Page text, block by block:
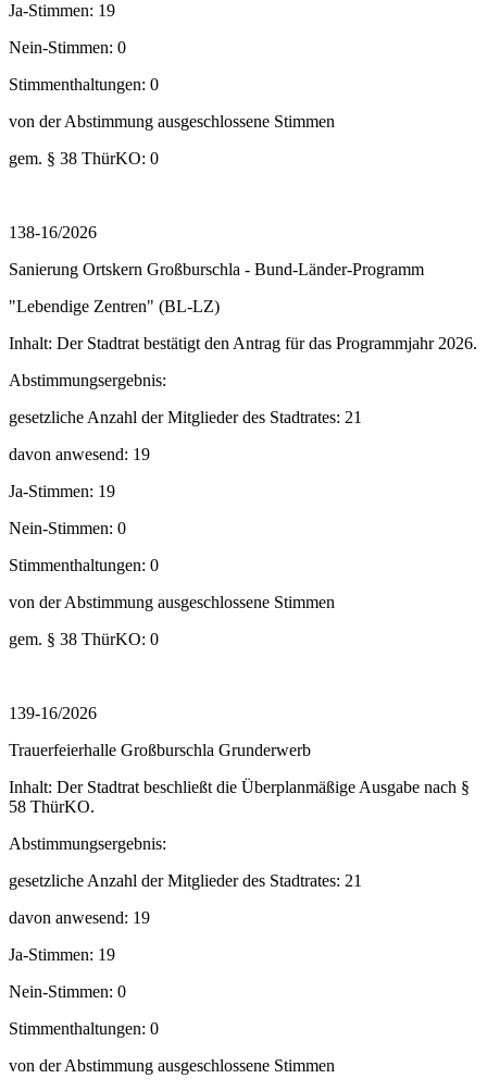
Ja-Stimmen: 19
Nein-Stimmen: 0
Stimmenthaltungen: 0
von der Abstimmung ausgeschlossene Stimmen
gem. § 38 ThürKO: 0
138-16/2026
Sanierung Ortskern Großburschla - Bund-Länder-Programm
"Lebendige Zentren" (BL-LZ)
Inhalt: Der Stadtrat bestätigt den Antrag für das Programmjahr 2026.
Abstimmungsergebnis:
gesetzliche Anzahl der Mitglieder des Stadtrates: 21
davon anwesend: 19
Ja-Stimmen: 19
Nein-Stimmen: 0
Stimmenthaltungen: 0
von der Abstimmung ausgeschlossene Stimmen
gem. § 38 ThürKO: 0
139-16/2026
Trauerfeierhalle Großburschla Grunderwerb
Inhalt: Der Stadtrat beschließt die Überplanmäßige Ausgabe nach §
58 ThürKO.
Abstimmungsergebnis:
gesetzliche Anzahl der Mitglieder des Stadtrates: 21
davon anwesend: 19
Ja-Stimmen: 19
Nein-Stimmen: 0
Stimmenthaltungen: 0
von der Abstimmung ausgeschlossene Stimmen